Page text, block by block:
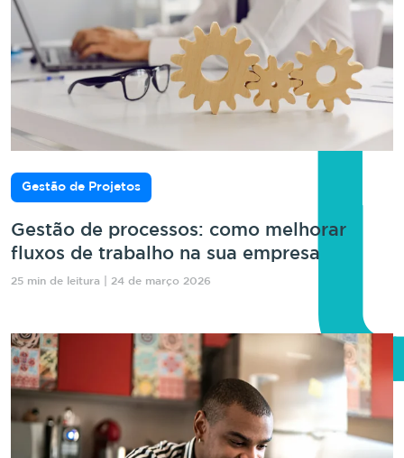
Gestão de Projetos
Gestão de processos: como melhorar
fluxos de trabalho na sua empresa
25 min de leitura | 24 de março 2026